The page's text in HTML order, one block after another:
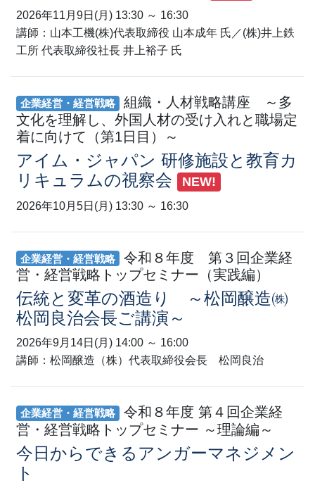
2026年11月9日(月) 13:30 ～ 16:30
講師：山本工機(株)代表取締役 山本成年 氏／(株)井上鉄
工所 代表取締役社長 井上裕子 氏
企業経営・経営戦略
組織・人材戦略講座 ～多
文化を理解し、外国人材の受け入れと職場定
着に向けて（第1日目）～
アイム・ジャパン 研修施設と教育カ
リキュラムの視察会
NEW!
2026年10月5日(月) 13:30 ～ 16:30
企業経営・経営戦略
令和８年度 第３回企業経
営・経営戦略トップセミナー（実践編）
伝統と変革の酒造り ～松岡醸造㈱
松岡良治会長ご講演～
2026年9月14日(月) 14:00 ～ 16:00
講師：松岡醸造（株）代表取締役会長 松岡良治
企業経営・経営戦略
令和８年度 第４回企業経
営・経営戦略トップセミナー ～理論編～
今日からできるアンガーマネジメン
ト